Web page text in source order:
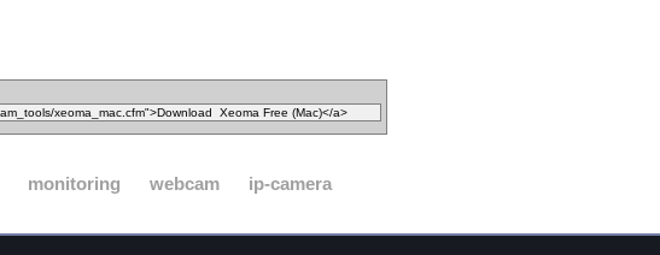
monitoring webcam ip-camera